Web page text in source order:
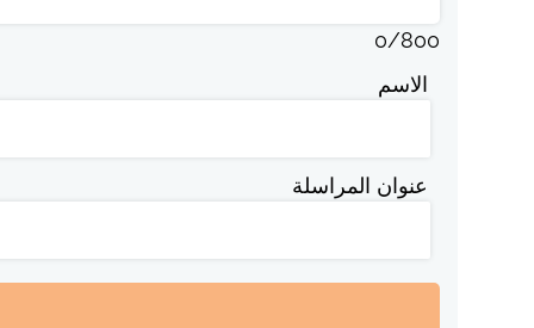
0/800
الاسم
عنوان المراسلة